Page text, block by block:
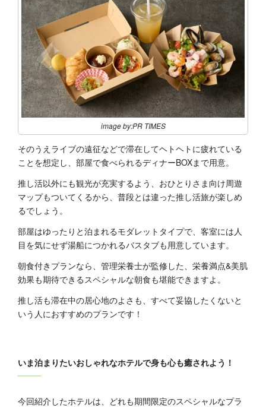
image by:PR TIMES
そのうえライブの遠征などで滞在してヘトヘトに疲れている
ことを想定し、部屋で食べられるディナーBOXまで用意。
推し活以外にも観光が充実するよう、おひとりさま向け周遊
マップもついてくるから、普段とは違った推し活旅が楽しめ
るでしょう。
部屋はゆったりと泊まれるモダレットタイプで、客室には人
目を気にせず湯船につかれるバスタブも用意しています。
朝食付きプランなら、管理栄養士が監修した、栄養満点&美肌
効果も期待できるスペシャルな朝食も堪能できますよ。
推し活も滞在中の居心地のよさも、すべて妥協したくないと
いう人におすすめのプランです！
いま泊まりたいおしゃれなホテルで身も心も癒されよう！
今回紹介したホテルは、どれも期間限定のスペシャルなプラ